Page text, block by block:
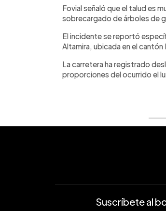
Fovial señaló que el talud es
sobrecargado de árboles de
El incidente se reportó
Altamira, ubicada en el
La carretera ha registrado
proporciones del ocurrido el
Suscríbete al